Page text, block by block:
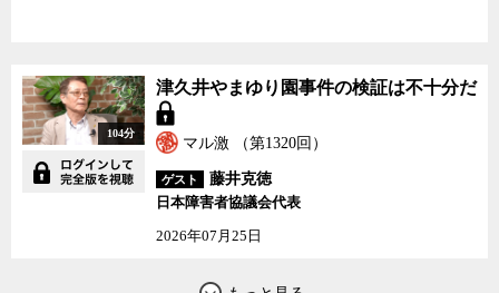
104分
津久井やまゆり園事件の検証は不十分だ
マル激 （第1320回）
ゲスト
藤井克徳
日本障害者協議会代表
2026年07月25日